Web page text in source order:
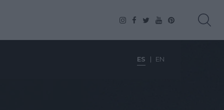
ES EN